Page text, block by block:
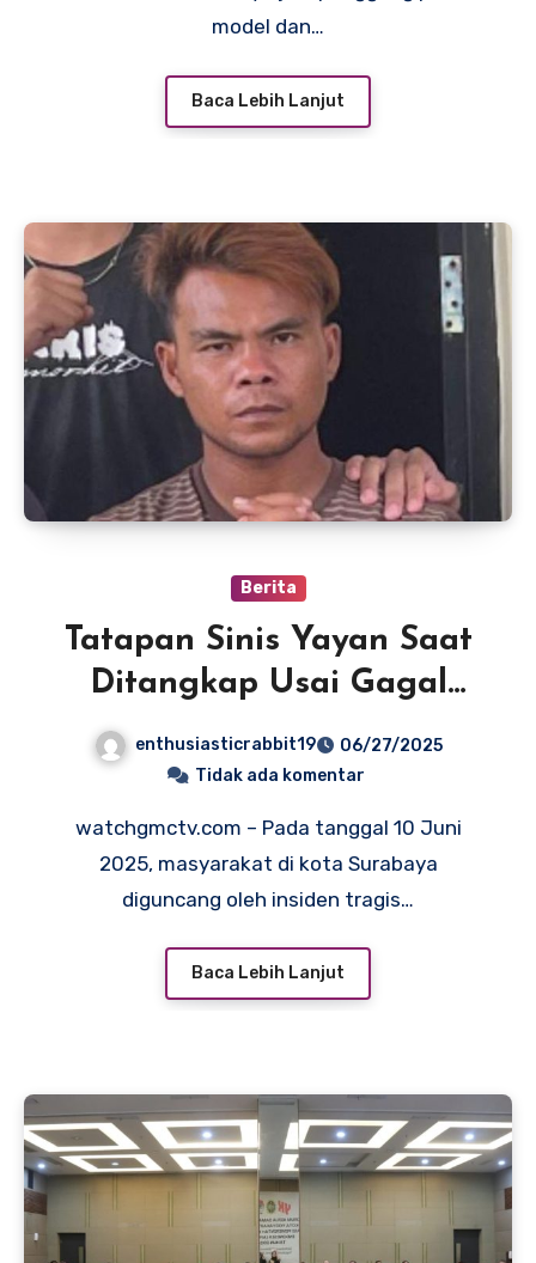
model dan…
Baca Lebih Lanjut
Berita
Tatapan Sinis Yayan Saat
Ditangkap Usai Gagal
Memperkosa: Drama
Tragis yang Mengguncang
Masyarakat
enthusiasticrabbit19
06/27/2025
Tidak ada komentar
watchgmctv.com – Pada tanggal 10 Juni
2025, masyarakat di kota Surabaya
diguncang oleh insiden tragis…
Baca Lebih Lanjut